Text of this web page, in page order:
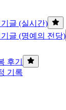
글 (실시간)
글 (명예의 전당)
후기
기록